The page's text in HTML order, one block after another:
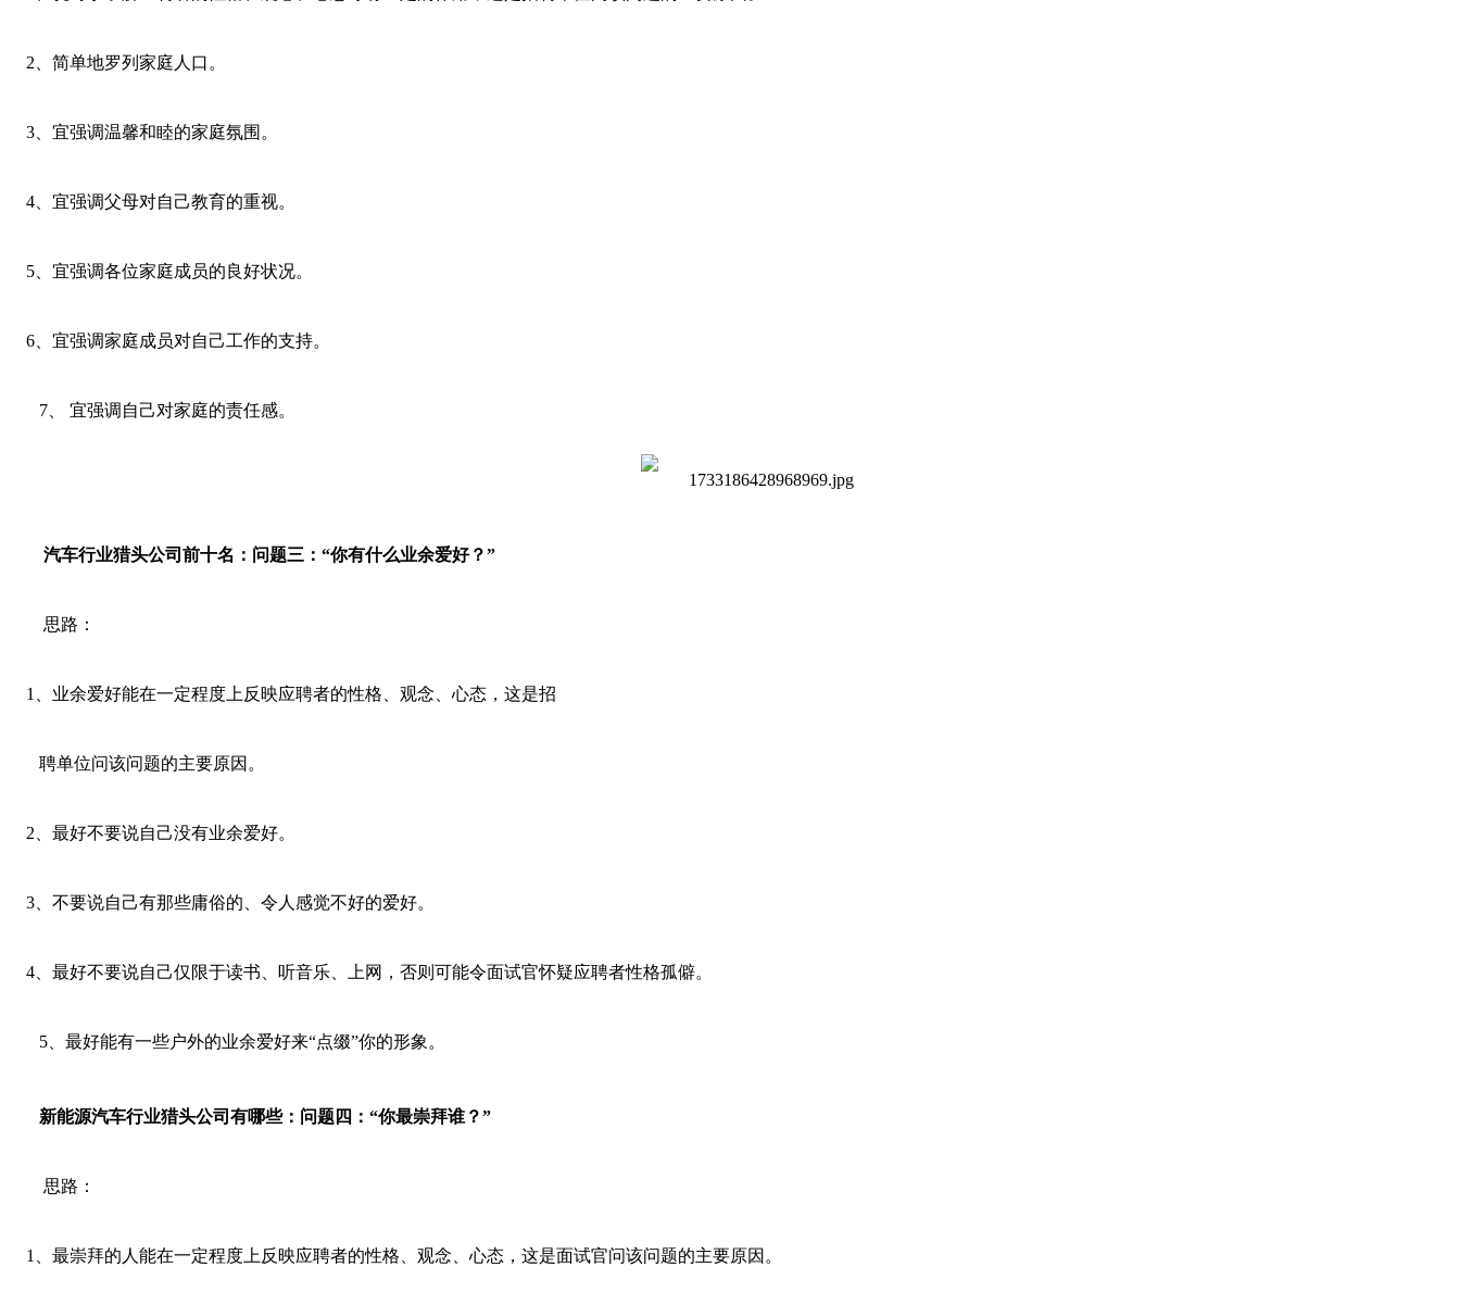
2、简单地罗列家庭人口。
3、宜强调温馨和睦的家庭氛围。
4、宜强调父母对自己教育的重视。
5、宜强调各位家庭成员的良好状况。
6、宜强调家庭成员对自己工作的支持。
7、 宜强调自己对家庭的责任感。
汽车行业猎头公司前十名： 问题三：“你有什么业余爱好？”
思路：
1、业余爱好能在一定程度上反映应聘者的性格、观念、心态，这是招
聘单位问该问题的主要原因。
2、最好不要说自己没有业余爱好。
3、不要说自己有那些庸俗的、令人感觉不好的爱好。
4、最好不要说自己仅限于读书、听音乐、上网，否则可能令面试官怀疑应聘者性格孤僻。
5、最好能有一些户外的业余爱好来“点缀”你的形象。
新能源汽车行业猎头公司有哪些： 问题四：“你最崇拜谁？”
思路：
1、最崇拜的人能在一定程度上反映应聘者的性格、观念、心态，这是面试官问该问题的主要原因。